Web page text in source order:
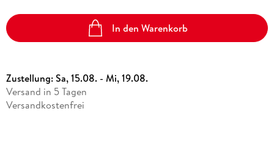
In den Warenkorb
Zustellung:Sa, 15.08. - Mi, 19.08.
Versand in 5 Tagen
Versandkostenfrei